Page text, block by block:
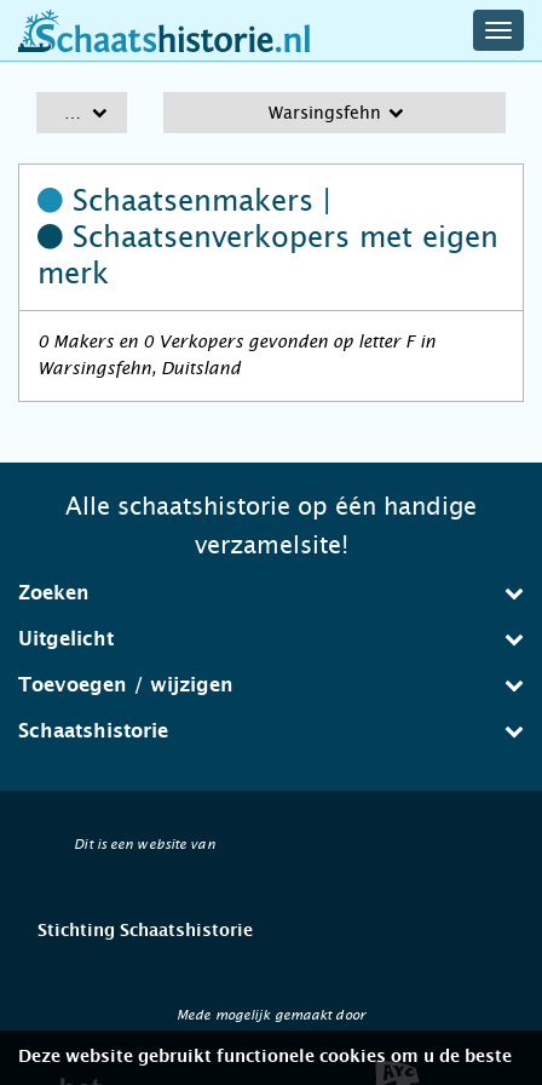
schaatshistorie.nl
Warsingsfehn
Schaatsenmakers |
Schaatsenverkopers met eigen
merk
0 Makers en 0 Verkopers gevonden op letter F in
Warsingsfehn, Duitsland
Alle schaatshistorie op één handige
verzamelsite!
Zoeken
Uitgelicht
Toevoegen / wijzigen
Schaatshistorie
Dit is een website van
Stichting Schaatshistorie
Mede mogelijk gemaakt door
Deze website gebruikt functionele cookies om u de beste